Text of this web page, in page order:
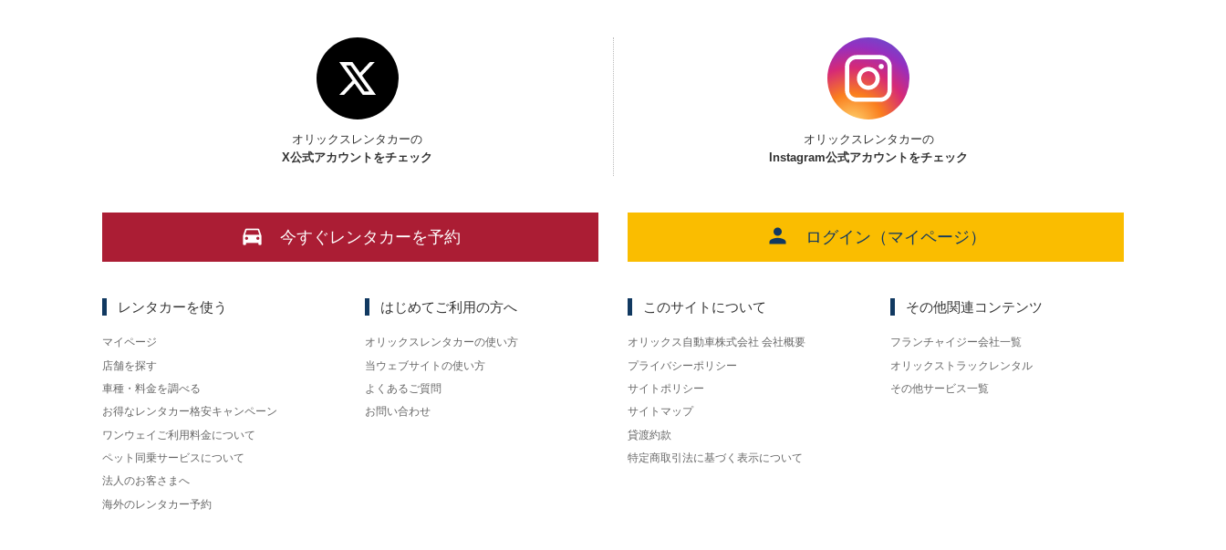
オリックスレンタカーの
X公式アカウントをチェック
オリックスレンタカーの
Instagram公式アカウントをチェック
今すぐレンタカーを予約 ログイン（マイページ）
レンタカーを使う
マイページ
店舗を探す
車種・料金を調べる
お得なレンタカー格安キャンペーン
ワンウェイご利用料金について
ペット同乗サービスについて
法人のお客さまへ
海外のレンタカー予約
はじめてご利用の方へ
オリックスレンタカーの使い方
当ウェブサイトの使い方
よくあるご質問
お問い合わせ
このサイトについて
オリックス自動車株式会社 会社概要
プライバシーポリシー
サイトポリシー
サイトマップ
貸渡約款
特定商取引法に基づく表示について
その他関連コンテンツ
フランチャイジー会社一覧
オリックストラックレンタル
その他サービス一覧